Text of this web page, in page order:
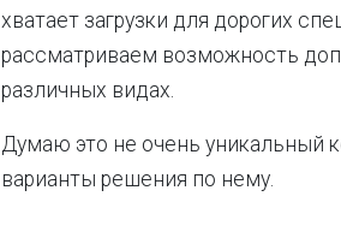
хватает загрузки для дорогих
рассматриваем возможность
различных видах.
Думаю это не очень уникальный
варианты решения по нему.